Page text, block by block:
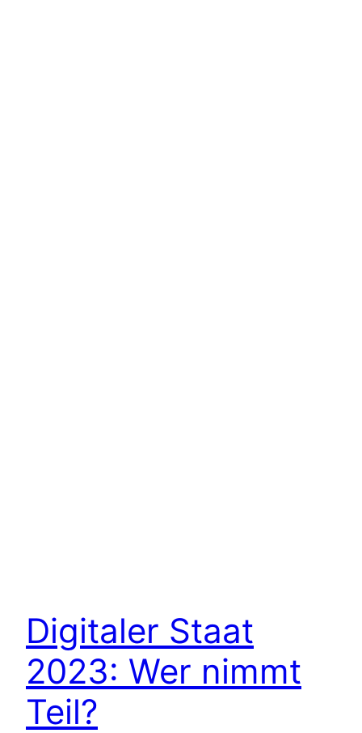
Digitaler Staat
2023: Wer nimmt
Teil?